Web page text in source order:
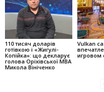
110 тисяч доларів
готівкою і «Жигулі-
Копійка»: що декларує
голова Оріхівської МВА
Микола Вініченко
Vulkan
игровом